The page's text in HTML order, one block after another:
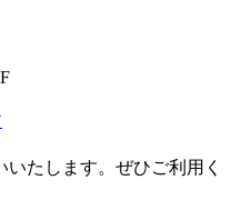
たします。ぜひご利用く